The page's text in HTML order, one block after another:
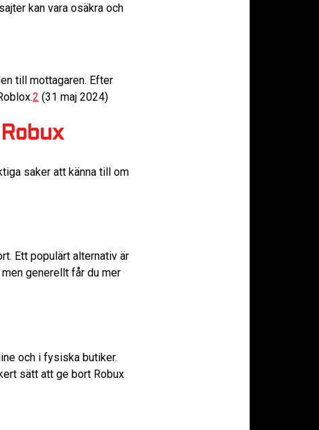
kan vara osäkra och
till mottagaren. Efter
2 (31 maj 2024)
saker att känna till om
Ett populärt alternativ är
generellt får du mer
och i fysiska butiker.
sätt att ge bort Robux